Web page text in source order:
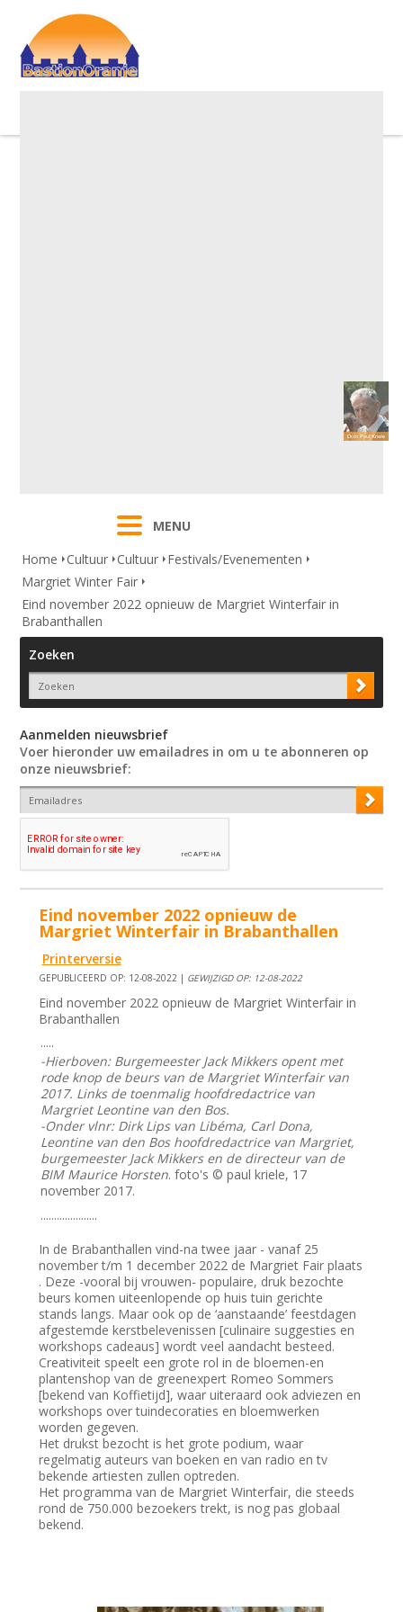
MENU
Home
Cultuur Cultuur Festivals/Evenementen
Margriet Winter Fair
Eind november 2022 opnieuw de Margriet Winterfair in
Brabanthallen
Zoeken
Aanmelden nieuwsbrief
Voer hieronder uw emailadres in om u te abonneren op
onze nieuwsbrief:
Eind november 2022 opnieuw de
Margriet Winterfair in Brabanthallen
Printerversie
GEPUBLICEERD OP: 12-08-2022 | GEWIJZIGD OP: 12-08-2022
Eind november 2022 opnieuw de Margriet Winterfair in
Brabanthallen
.....
-Hierboven: Burgemeester Jack Mikkers opent met
rode knop de beurs van de Margriet Winterfair van
2017. Links de toenmalig hoofdredactrice van
Margriet Leontine van den Bos.
-Onder vlnr: Dirk Lips van Libéma, Carl Dona,
Leontine van den Bos hoofdredactrice van Margriet,
burgemeester Jack Mikkers en de directeur van de
BIM Maurice Horsten. foto's © paul kriele, 17
november 2017.
.....................
In de Brabanthallen vind-na twee jaar - vanaf 25
november t/m 1 december 2022 de Margriet Fair plaats
. Deze -vooral bij vrouwen- populaire, druk bezochte
beurs komen uiteenlopende op huis tuin gerichte
stands langs. Maar ook op de ‘aanstaande’ feestdagen
afgestemde kerstbelevenissen [culinaire suggesties en
workshops cadeaus] wordt veel aandacht besteed.
Creativiteit speelt een grote rol in de bloemen-en
plantenshop van de greenexpert Romeo Sommers
[bekend van Koffietijd], waar uiteraard ook adviezen en
workshops over tuindecoraties en bloemwerken
worden gegeven.
Het drukst bezocht is het grote podium, waar
regelmatig auteurs van boeken en van radio en tv
bekende artiesten zullen optreden.
Het programma van de Margriet Winterfair, die steeds
rond de 750.000 bezoekers trekt, is nog pas globaal
bekend.